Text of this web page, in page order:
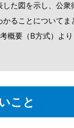
た図を示し、公
ることについてま
概要（B方式）より
こと